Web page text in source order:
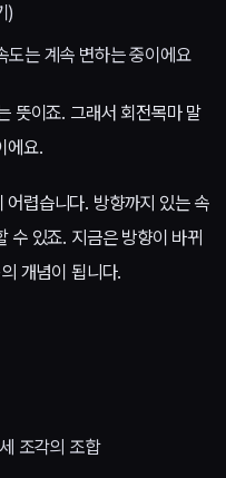
)
는 계속 변하는 중이에요
뜻이죠. 그래서 회전목마 말
에요.
렵습니다. 방향까지 있는 속
수 있죠. 지금은 방향이 바뀌
개념이 됩니다.
조각의 조합